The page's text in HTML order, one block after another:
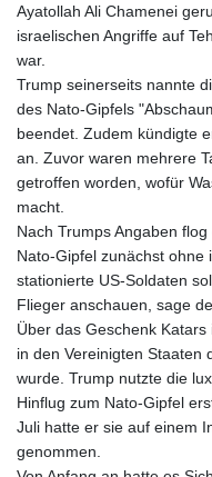
Ayatollah Ali Chamenei
israelischen Angriffe auf
war.
Trump seinerseits nannte
des Nato-Gipfels
beendet. Zudem kündigte
an. Zuvor waren mehrere
getroffen worden, wofür
macht.
Nach Trumps Angaben
Nato-Gipfel zunächst
stationierte US-Soldaten
Flieger anschauen, sage
Über das Geschenk
in den Vereinigten Staaten
wurde. Trump nutzte die
Hinflug zum Nato-Gipfel
Juli hatte er sie auf einem
genommen.